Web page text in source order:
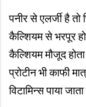
पनीर से एलर्जी है
कैल्शियम से भरपूर
कैल्शियम मौजूद
प्रोटीन भी काफी
विटामिन्स पाया